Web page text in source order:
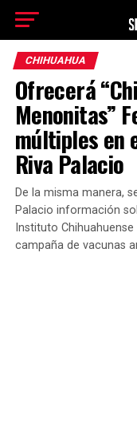
CHIHUAHUA
Ofrecerá
Menonitas”
múltiples en
Riva Palacio
De la misma manera,
Palacio información
Instituto
campaña de vacunas